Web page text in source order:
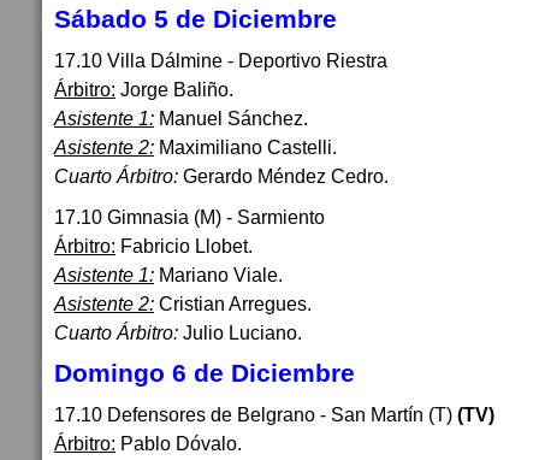
Sábado 5 de Diciembre
17.10 Villa Dálmine - Deportivo Riestra
Árbitro: Jorge Baliño.
Asistente 1: Manuel Sánchez.
Asistente 2: Maximiliano Castelli.
Cuarto Árbitro: Gerardo Méndez Cedro.
17.10 Gimnasia (M) - Sarmiento
Árbitro: Fabricio Llobet.
Asistente 1: Mariano Viale.
Asistente 2: Cristian Arregues.
Cuarto Árbitro: Julio Luciano.
Domingo 6 de Diciembre
17.10 Defensores de Belgrano - San Martín (T) (TV)
Árbitro: Pablo Dóvalo.